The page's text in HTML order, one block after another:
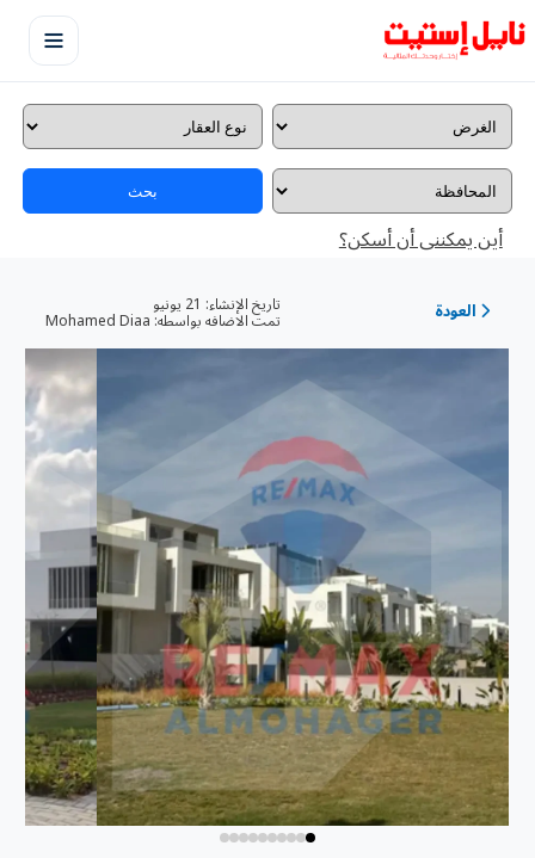
بحث
أين يمكننى أن أسكن؟
العودة تاريخ الإنشاء:
تمت الاضافه بواسطه: Mohamed Diaa